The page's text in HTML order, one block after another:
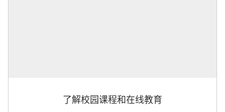
了解校园课程和在线教育